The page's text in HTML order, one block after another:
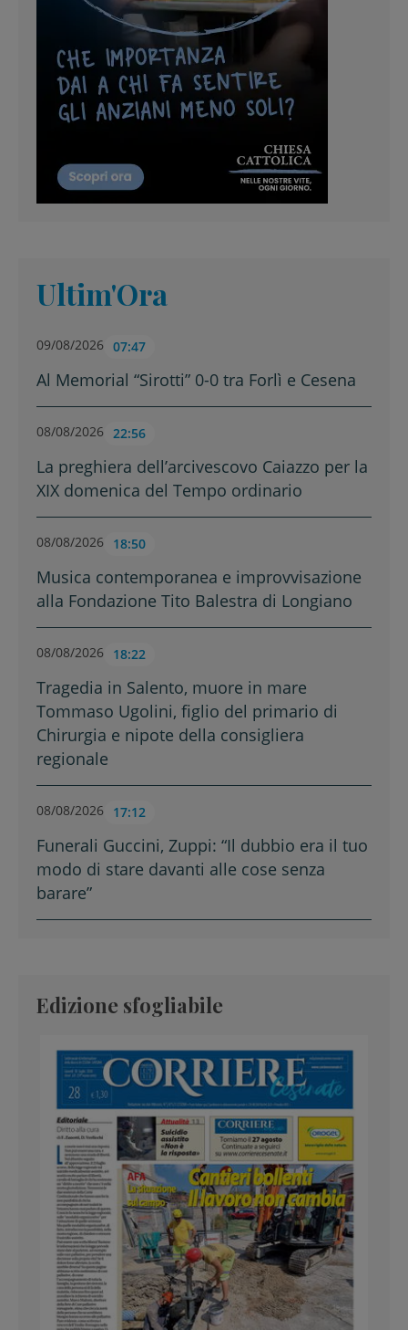
Ultim'Ora
09/08/2026 07:47
Al Memorial “Sirotti” 0-0 tra Forlì e Cesena
08/08/2026 22:56
La preghiera dell’arcivescovo Caiazzo per la
XIX domenica del Tempo ordinario
08/08/2026 18:50
Musica contemporanea e improvvisazione
alla Fondazione Tito Balestra di Longiano
08/08/2026 18:22
Tragedia in Salento, muore in mare
Tommaso Ugolini, figlio del primario di
Chirurgia e nipote della consigliera
regionale
08/08/2026 17:12
Funerali Guccini, Zuppi: “Il dubbio era il tuo
modo di stare davanti alle cose senza
barare”
Edizione sfogliabile